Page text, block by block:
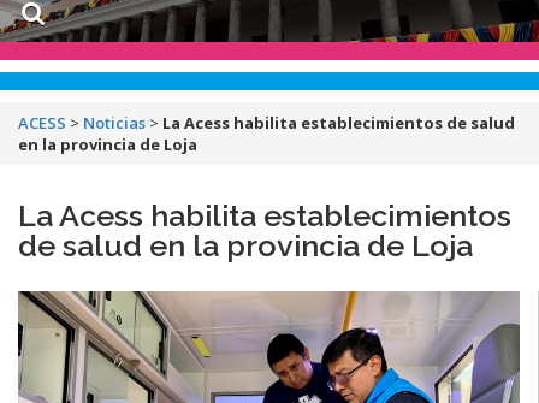
ACESS > Noticias > La Acess habilita establecimientos de salud
en la provincia de Loja
La Acess habilita establecimientos
de salud en la provincia de Loja